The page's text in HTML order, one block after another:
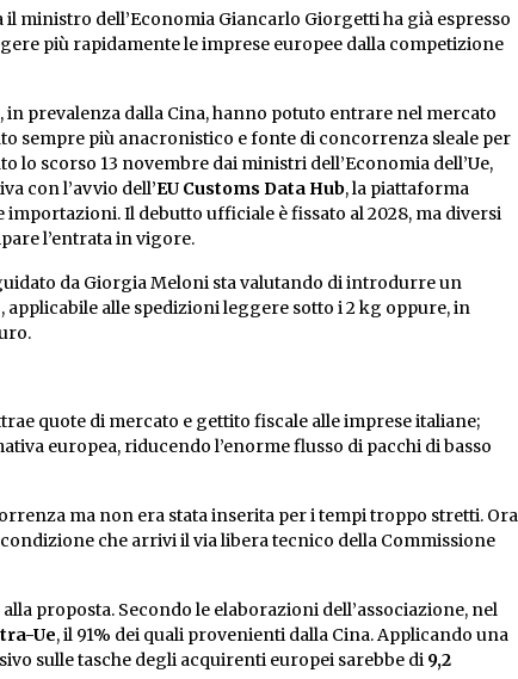
ministro dell’Economia Giancarlo Giorgetti ha già espresso
più rapidamente le imprese europee dalla competizione
prevalenza dalla Cina, hanno potuto entrare nel mercato
sempre più anacronistico e fonte di concorrenza sleale per
lo scorso 13 novembre dai ministri dell’Economia dell’Ue,
con l’avvio dell’EU Customs Data Hub, la piattaforma
Il debutto ufficiale è fissato al 2028, ma diversi
l’entrata in vigore.
da Giorgia Meloni sta valutando di introdurre un
, applicabile alle spedizioni leggere sotto i 2 kg oppure, in
quote di mercato e gettito fiscale alle imprese italiane;
europea, riducendo l’enorme flusso di pacchi di basso
ma non era stata inserita per i tempi troppo stretti. Ora
che arrivi il via libera tecnico della Commissione
proposta. Secondo le elaborazioni dell’associazione, nel
Ue, il 91% dei quali provenienti dalla Cina. Applicando una
sulle tasche degli acquirenti europei sarebbe di 9,2